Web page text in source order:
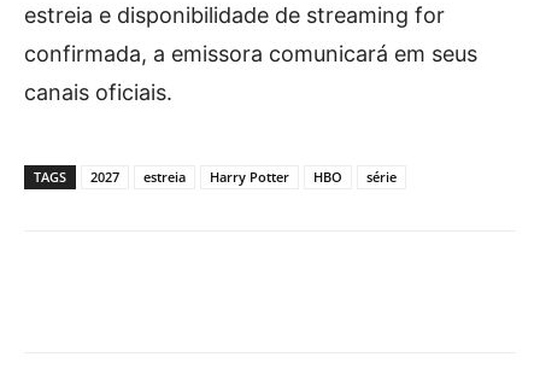
estreia e disponibilidade de streaming for
confirmada, a emissora comunicará em seus
canais oficiais.
TAGS 2027 estreia Harry Potter HBO série